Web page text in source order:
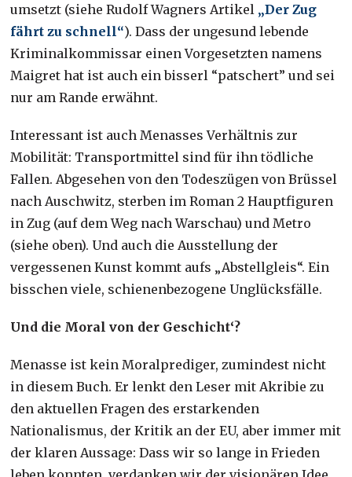
umsetzt (siehe Rudolf Wagners Artikel „Der Zug
fährt zu schnell“). Dass der ungesund lebende
Kriminalkommissar einen Vorgesetzten namens
Maigret hat ist auch ein bisserl “patschert” und sei
nur am Rande erwähnt.
Interessant ist auch Menasses Verhältnis zur
Mobilität: Transportmittel sind für ihn tödliche
Fallen. Abgesehen von den Todeszügen von Brüssel
nach Auschwitz, sterben im Roman 2 Hauptfiguren
in Zug (auf dem Weg nach Warschau) und Metro
(siehe oben). Und auch die Ausstellung der
vergessenen Kunst kommt aufs „Abstellgleis“. Ein
bisschen viele, schienenbezogene Unglücksfälle.
Und die Moral von der Geschicht‘?
Menasse ist kein Moralprediger, zumindest nicht
in diesem Buch. Er lenkt den Leser mit Akribie zu
den aktuellen Fragen des erstarkenden
Nationalismus, der Kritik an der EU, aber immer mit
der klaren Aussage: Dass wir so lange in Frieden